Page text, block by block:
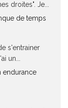
droites". Je...
de temps
s'entrainer
un...
endurance